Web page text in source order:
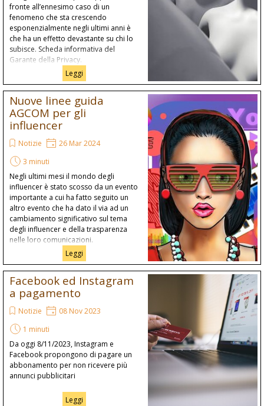
fronte all’ennesimo caso di un
fenomeno che sta crescendo
esponenzialmente negli ultimi anni è
che ha un effetto devastante su chi lo
subisce. Scheda informativa del
Garante della Privacy.
Leggi
Nuove linee guida
AGCOM per gli
influencer
Notizie
26 Mar 2024
3 minuti
Negli ultimi mesi il mondo degli
influencer è stato scosso da un evento
importante a cui ha fatto seguito un
altro evento che ha dato il via ad un
cambiamento significativo sul tema
degli influencer e della trasparenza
nelle loro comunicazioni.
Leggi
Facebook ed Instagram
a pagamento
Notizie
08 Nov 2023
1 minuti
Da oggi 8/11/2023, Instagram e
Facebook propongono di pagare un
abbonamento per non ricevere più
annunci pubblicitari
Leggi